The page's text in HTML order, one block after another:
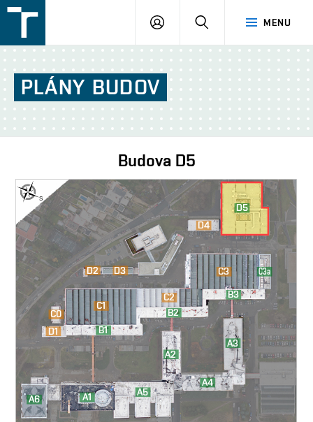
v
Brně
MENU
PŘIHLÁŠENÍ
PLÁNY BUDOV
Budova D5